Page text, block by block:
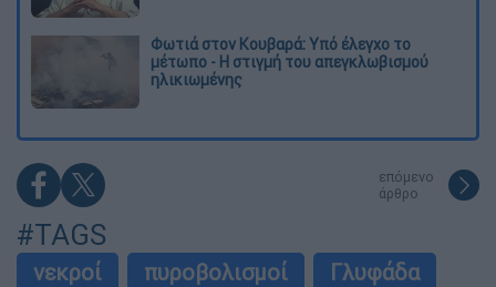
Φωτιά στον Κουβαρά: Υπό έλεγχο το
μέτωπο - Η στιγμή του απεγκλωβισμού
ηλικιωμένης
επόμενο
άρθρο
#TAGS
νεκροί πυροβολισμοί
Γλυφάδα